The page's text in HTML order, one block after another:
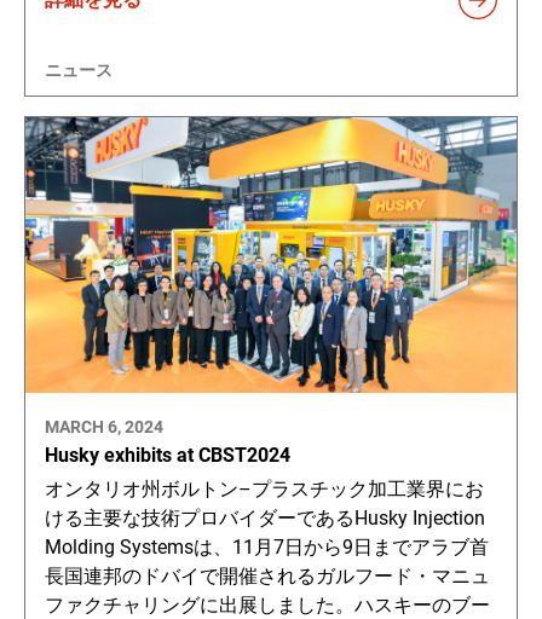
ニュース
MARCH 6, 2024
Husky exhibits at CBST2024
オンタリオ州ボルトン–プラスチック加工業界にお
ける主要な技術プロバイダーであるHusky Injection
Molding Systemsは、11月7日から9日までアラブ首
長国連邦のドバイで開催されるガルフード・マニュ
ファクチャリングに出展しました。ハスキーのブー